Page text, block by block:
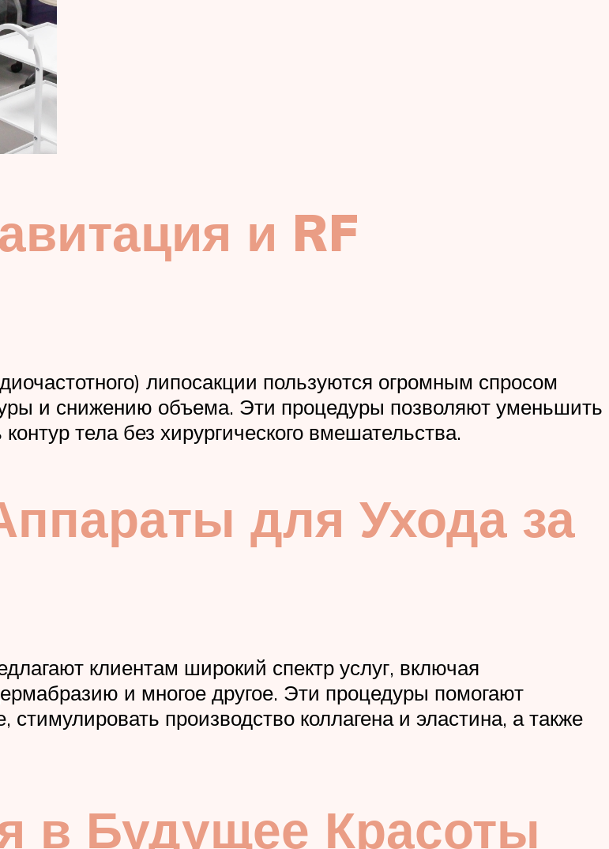
и RF
липосакции пользуются огромным спросом
и снижению объема. Эти процедуры позволяют уменьшить
тела без хирургического вмешательства.
для Ухода за
клиентам широкий спектр услуг, включая
и многое другое. Эти процедуры помогают
производство коллагена и эластина, а также
в Будущее Красоты